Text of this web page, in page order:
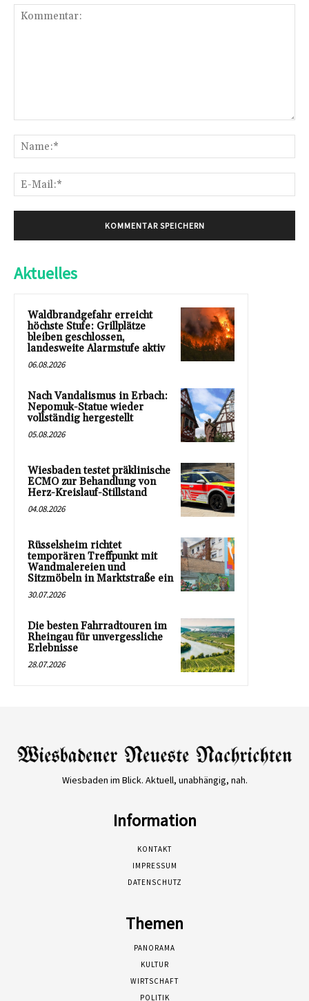
Aktuelles
Waldbrandgefahr erreicht
höchste Stufe: Grillplätze
bleiben geschlossen,
landesweite Alarmstufe aktiv
06.08.2026
Nach Vandalismus in Erbach:
Nepomuk-Statue wieder
vollständig hergestellt
05.08.2026
Wiesbaden testet präklinische
ECMO zur Behandlung von
Herz-Kreislauf-Stillstand
04.08.2026
Rüsselsheim richtet
temporären Treffpunkt mit
Wandmalereien und
Sitzmöbeln in Marktstraße ein
30.07.2026
Die besten Fahrradtouren im
Rheingau für unvergessliche
Erlebnisse
28.07.2026
Wiesbaden im Blick. Aktuell, unabhängig, nah.
Information
KONTAKT
IMPRESSUM
DATENSCHUTZ
Themen
PANORAMA
KULTUR
WIRTSCHAFT
POLITIK